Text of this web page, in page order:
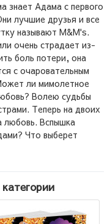
знает Адама с первого
лучшие друзья и все
называют M&M's.
очень страдает из-
боль потери, она
с очаровательным
ли мимолетное
Волею судьбы
Теперь на двоих
любовь. Вспышка
Что выберет